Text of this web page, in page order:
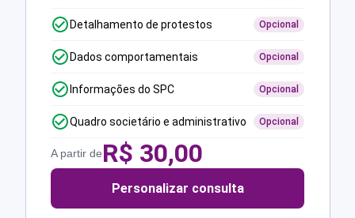
Detalhamento de protestos Opcional
Dados comportamentais Opcional
Informações do SPC Opcional
Quadro societário e administrativo Opcional
A partir deR$ 30,00
Personalizar consulta